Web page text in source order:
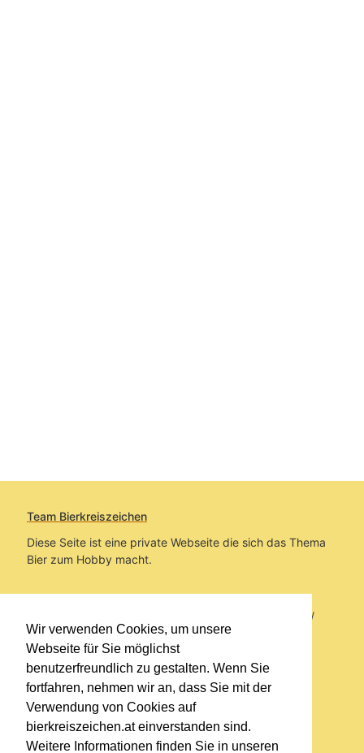
Wir verwenden Cookies, um unsere
Webseite für Sie möglichst
benutzerfreundlich zu gestalten. Wenn Sie
fortfahren, nehmen wir an, dass Sie mit der
Verwendung von Cookies auf
bierkreiszeichen.at einverstanden sind.
Weitere Informationen finden Sie in unseren
Team Bierkreiszeichen
Diese Seite ist eine private Webseite die sich das Thema
Bier zum Hobby macht.
Sie befinden sich auf https://www.bierkreiszeichen.at/
im Pfad:Übers Bier/Bierlokale
Erstellt: 2020-11-13
Links